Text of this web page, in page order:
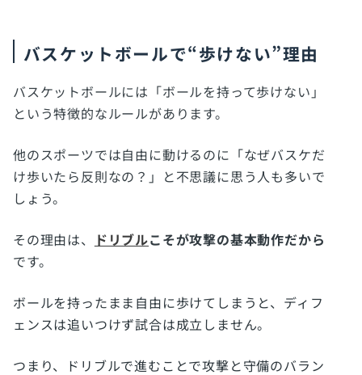
バスケットボールで“歩けない”理由
バスケットボールには「ボールを持って歩けない」
という特徴的なルールがあります。
他のスポーツでは自由に動けるのに「なぜバスケだ
け歩いたら反則なの？」と不思議に思う人も多いで
しょう。
その理由は、 ドリブルこそが攻撃の基本動作だから
です。
ボールを持ったまま自由に歩けてしまうと、ディフ
ェンスは追いつけず試合は成立しません。
つまり、ドリブルで進むことで攻撃と守備のバラン